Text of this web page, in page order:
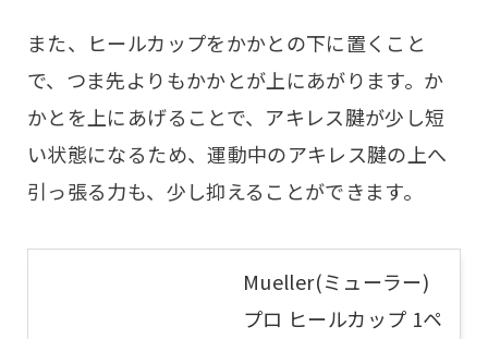
また、ヒールカップをかかとの下に置くこと
で、つま先よりもかかとが上にあがります。か
かとを上にあげることで、アキレス腱が少し短
い状態になるため、運動中のアキレス腱の上へ
引っ張る力も、少し抑えることができます。
Mueller(ミューラー)
プロ ヒールカップ 1ペ